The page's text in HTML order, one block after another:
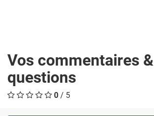
Vos commentaires &
questions
0 / 5